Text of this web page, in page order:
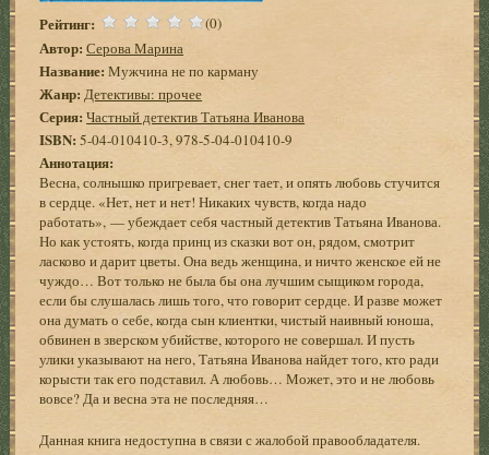
Рейтинг: (0)
Автор: Серова Марина
Название: Мужчина не по карману
Жанр: Детективы: прочее
Серия: Частный детектив Татьяна Иванова
ISBN: 5-04-010410-3, 978-5-04-010410-9
Аннотация:
Весна, солнышко пригревает, снег тает, и опять любовь стучится
в сердце. «Нет, нет и нет! Никаких чувств, когда надо
работать», — убеждает себя частный детектив Татьяна Иванова.
Но как устоять, когда принц из сказки вот он, рядом, смотрит
ласково и дарит цветы. Она ведь женщина, и ничто женское ей не
чуждо… Вот только не была бы она лучшим сыщиком города,
если бы слушалась лишь того, что говорит сердце. И разве может
она думать о себе, когда сын клиентки, чистый наивный юноша,
обвинен в зверском убийстве, которого не совершал. И пусть
улики указывают на него, Татьяна Иванова найдет того, кто ради
корысти так его подставил. А любовь… Может, это и не любовь
вовсе? Да и весна эта не последняя…
Данная книга недоступна в связи с жалобой правообладателя.